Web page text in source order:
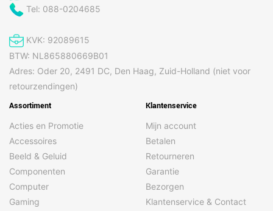
Tel: 088-0204685
KVK: 92089615
BTW: NL865880669B01
Adres: Oder 20, 2491 DC, Den Haag, Zuid-Holland (niet voor
retourzendingen)
Assortiment
Acties en Promotie
Accessoires
Beeld & Geluid
Componenten
Computer
Gaming
Klantenservice
Mijn account
Betalen
Retourneren
Garantie
Bezorgen
Klantenservice & Contact